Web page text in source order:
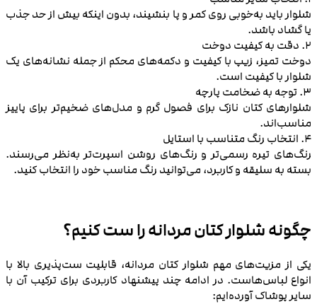
شلوار باید به‌خوبی روی کمر و پا بنشیند، بدون اینکه بیش از حد جذب
یا گشاد باشد.
2. دقت به کیفیت دوخت
دوخت تمیز، زیپ با کیفیت و دکمه‌های محکم از جمله نشانه‌های یک
شلوار با کیفیت است.
3. توجه به ضخامت پارچه
شلوارهای کتان نازک برای فصول گرم و مدل‌های ضخیم‌تر برای پاییز
مناسب‌اند.
4. انتخاب رنگ متناسب با استایل
رنگ‌های تیره رسمی‌تر و رنگ‌های روشن اسپرت‌تر به‌نظر می‌رسند.
بسته به سلیقه و کاربرد، می‌توانید رنگ مناسب خود را انتخاب کنید.
چگونه شلوار کتان مردانه را ست کنیم؟
یکی از مزیت‌های مهم شلوار کتان مردانه، قابلیت ست‌پذیری بالا با
انواع لباس‌هاست. در ادامه چند پیشنهاد کاربردی برای ترکیب آن با
سایر پوشاک آورده‌ایم: